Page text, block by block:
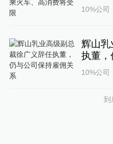
10%公司
辉山乳
执董，
10%公司
到